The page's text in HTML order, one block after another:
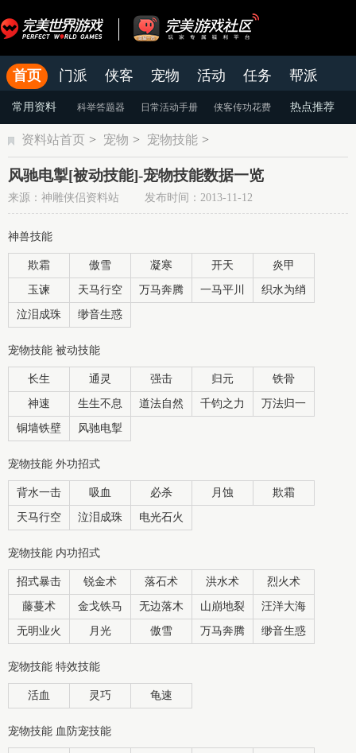
首页 门派 侠客 宠物 活动 任务
帮派
官网
论坛 老虎游戏APP
常用资料 科举答题器 日常活动手册 侠客传功花费 热点推荐
颜色蜕变 天命系统 染色系统
资料站首页 > 宠物 > 宠物技能 >
风驰电掣[被动技能]-宠物技能数据一览
来源：神雕侠侣资料站 发布时间：2013-11-12
神兽技能
欺霜 傲雪 凝寒 开天 炎甲
玉谏 天马行空 万马奔腾 一马平川 织水为绡
泣泪成珠 缈音生惑
宠物技能 被动技能
长生 通灵 强击 归元 铁骨
神速 生生不息 道法自然 千钧之力 万法归一
铜墙铁壁 风驰电掣
宠物技能 外功招式
背水一击 吸血 必杀 月蚀 欺霜
天马行空 泣泪成珠 电光石火
宠物技能 内功招式
招式暴击 锐金术 落石术 洪水术 烈火术
藤蔓术 金戈铁马 无边落木 山崩地裂 汪洋大海
无明业火 月光 傲雪 万马奔腾 缈音生惑
宠物技能 特效技能
活血 灵巧 龟速
宠物技能 血防宠技能